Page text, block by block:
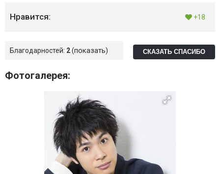
Нравится: +18
Благодарностей: 2 показать СКАЗАТЬ СПАСИБО
Фотогалерея: